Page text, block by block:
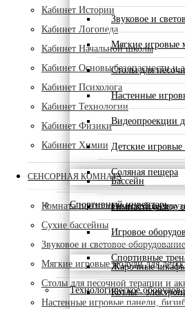
Звуковое и
Мягкие игровые
Столы для
Настенные
Видеопроекции
Детские
Соляная пещера
Спортивный инвентарь
Бассейн
Гимнастическое
Игровое
Спортивные
Технологическое
Жарочные шкафы
Котлы -
Кабинет Истории
Кабинет Логопеда
Кабинет Начальной школы
Кабинет Основы безопасности и
Кабинет Психолога
Кабинет Технологии
Кабинет Физики
Кабинет Химии
СЕНСОРНАЯ КОМНАТА
Комната психологической
Сухие бассейны
Звуковое и световое
Мягкие игровые модули для
Столы для песочной терапии и
Настенные игровые панели,